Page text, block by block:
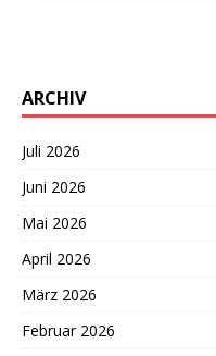
ARCHIV
Juli 2026
Juni 2026
Mai 2026
April 2026
März 2026
Februar 2026